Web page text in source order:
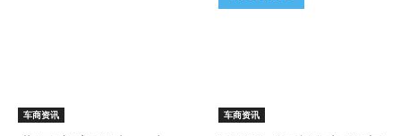
车商资讯 车商资讯